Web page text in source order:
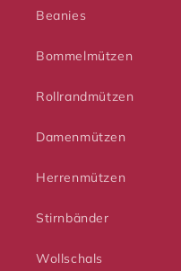
Beanies
Bommelmützen
Rollrandmützen
Damenmützen
Herrenmützen
Stirnbänder
Wollschals